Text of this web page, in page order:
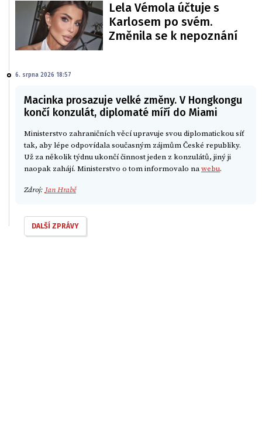
Lela Vémola účtuje s
Karlosem po svém.
Změnila se k nepoznání
6. srpna 2026 18:57
Macinka prosazuje velké změny. V Hongkongu
končí konzulát, diplomaté míří do Miami
Ministerstvo zahraničních věcí upravuje svou diplomatickou síť
tak, aby lépe odpovídala současným zájmům České republiky.
Už za několik týdnu ukončí činnost jeden z konzulátů, jiný ji
naopak zahájí. Ministerstvo o tom informovalo nawebu.
Zdroj: Jan Hrabě
DALŠÍ ZPRÁVY